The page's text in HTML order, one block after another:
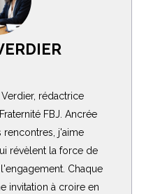
rédactrice
FBJ. Ancrée
j'aime
révèlent la force de
Chaque
invitation à croire en